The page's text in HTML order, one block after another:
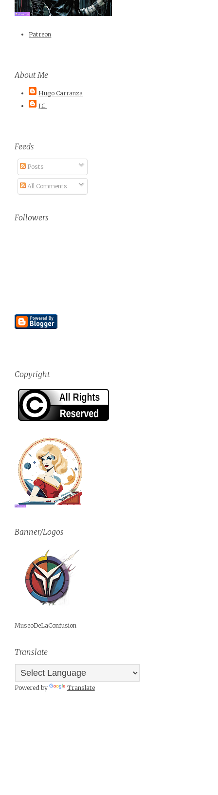
Patreon
About Me
Hugo Carranza
J.C.
Feeds
Posts
All Comments
Followers
Copyright
Banner/Logos
MuseoDeLaConfusion
Translate
Powered by Translate